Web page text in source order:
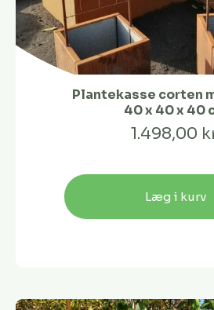
Plantekasse corten
40 x 40 x 40
1.498,00
Læg i kurv